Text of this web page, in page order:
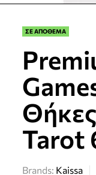
ΣΕ ΑΠΟΘΕΜΑ
Tarot
Brands: Kaissa